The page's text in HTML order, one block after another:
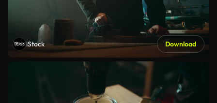
iStock Download